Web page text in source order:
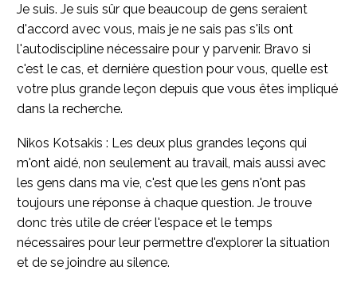
Je suis. Je suis sûr que beaucoup de gens seraient
d'accord avec vous, mais je ne sais pas s'ils ont
l'autodiscipline nécessaire pour y parvenir. Bravo si
c'est le cas, et dernière question pour vous, quelle est
votre plus grande leçon depuis que vous êtes impliqué
dans la recherche.
Nikos Kotsakis : Les deux plus grandes leçons qui
m'ont aidé, non seulement au travail, mais aussi avec
les gens dans ma vie, c'est que les gens n'ont pas
toujours une réponse à chaque question. Je trouve
donc très utile de créer l'espace et le temps
nécessaires pour leur permettre d'explorer la situation
et de se joindre au silence.